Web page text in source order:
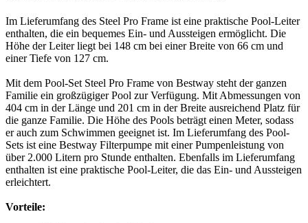
Im Lieferumfang des Steel Pro Frame ist eine praktische Pool-Leiter
enthalten, die ein bequemes Ein- und Aussteigen ermöglicht. Die
Höhe der Leiter liegt bei 148 cm bei einer Breite von 66 cm und
einer Tiefe von 127 cm.
Mit dem Pool-Set Steel Pro Frame von Bestway steht der ganzen
Familie ein großzügiger Pool zur Verfügung. Mit Abmessungen von
404 cm in der Länge und 201 cm in der Breite ausreichend Platz für
die ganze Familie. Die Höhe des Pools beträgt einen Meter, sodass
er auch zum Schwimmen geeignet ist. Im Lieferumfang des Pool-
Sets ist eine Bestway Filterpumpe mit einer Pumpenleistung von
über 2.000 Litern pro Stunde enthalten. Ebenfalls im Lieferumfang
enthalten ist eine praktische Pool-Leiter, die das Ein- und Aussteigen
erleichtert.
Vorteile: